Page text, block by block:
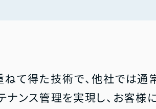
て得た技術で、他社では通
ナンス管理を実現し、お客様